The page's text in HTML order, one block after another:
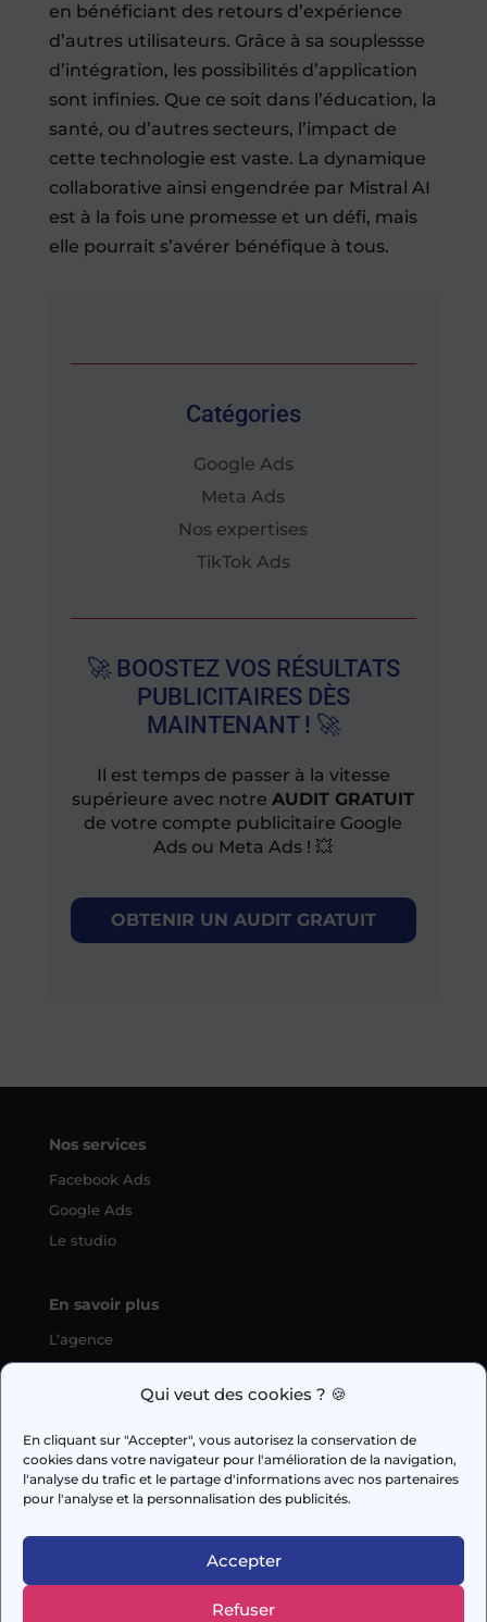
Qui veut des cookies ? 🍪
En cliquant sur "Accepter", vous autorisez la conservation de
cookies dans votre navigateur pour l'amélioration de la navigation,
l'analyse du trafic et le partage d'informations avec nos partenaires
pour l'analyse et la personnalisation des publicités.
Accepter
Refuser
en bénéficiant des retours d’expérience
d’autres utilisateurs. Grâce à sa souplessse
d’intégration, les possibilités d’application
sont infinies. Que ce soit dans l’éducation, la
santé, ou d’autres secteurs, l’impact de
cette technologie est vaste. La dynamique
collaborative ainsi engendrée par Mistral AI
est à la fois une promesse et un défi, mais
elle pourrait s’avérer bénéfique à tous.
Catégories
Google Ads
Meta Ads
Nos expertises
TikTok Ads
🚀 BOOSTEZ VOS RÉSULTATS
PUBLICITAIRES DÈS
MAINTENANT ! 🚀
Il est temps de passer à la vitesse
supérieure avec notreAUDIT GRATUIT
de votre compte publicitaire Google
Ads ou Meta Ads ! 💥
OBTENIR UN AUDIT GRATUIT
Nos services
Facebook Ads
Google Ads
Le studio
En savoir plus
L’agence
  